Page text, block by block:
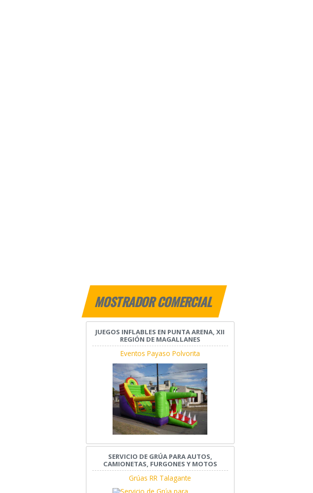
MOSTRADOR COMERCIAL
JUEGOS INFLABLES EN PUNTA ARENA, XII
REGIÓN DE MAGALLANES
Eventos Payaso Polvorita
SERVICIO DE GRÚA PARA AUTOS,
CAMIONETAS, FURGONES Y MOTOS
Grúas RR Talagante